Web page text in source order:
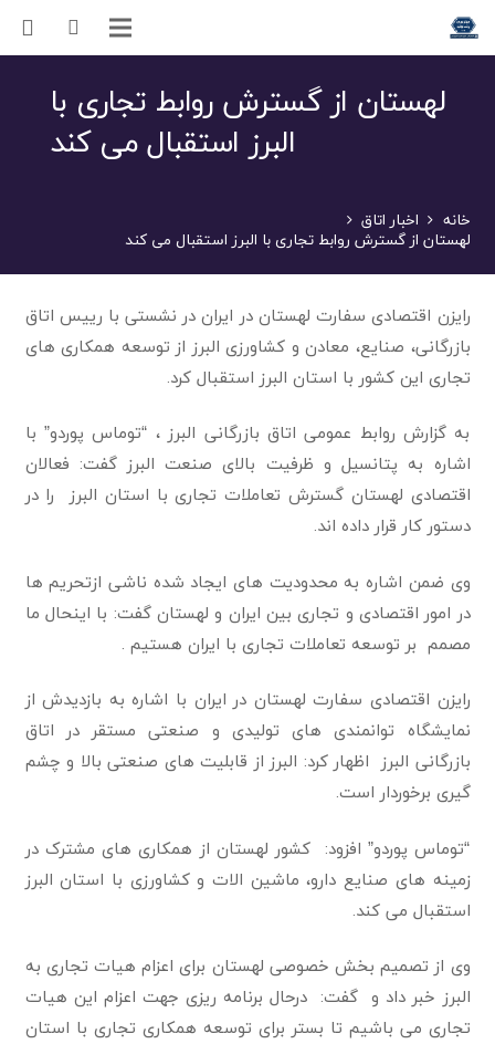
لهستان از گسترش روابط تجاری با
البرز استقبال می کند
خانه اخبار اتاق
لهستان از گسترش روابط تجاری با البرز استقبال می کند
رایزن اقتصادی سفارت لهستان در ایران در نشستی با رییس اتاق
بازرگانی، صنایع، معادن و کشاورزی البرز از توسعه همکاری های
تجاری این کشور با استان البرز استقبال کرد.
به گزارش روابط عمومی اتاق بازرگانی البرز ، “توماس پوردو” با
اشاره به پتانسیل و ظرفیت بالای صنعت البرز گفت: فعالان
اقتصادی لهستان گسترش تعاملات تجاری با استان البرز را در
دستور کار قرار داده اند.
وی ضمن‌ اشاره به محدودیت های ایجاد شده ناشی ازتحریم ها
در امور اقتصادی و تجاری بین ایران و لهستان گفت: با اینحال ما
مصمم بر توسعه تعاملات تجاری با ایران هستیم .
رایزن اقتصادی سفارت لهستان در ایران با اشاره به بازدیدش از
نمایشگاه توانمندی های تولیدی و صنعتی مستقر در اتاق
بازرگانی البرز اظهار کرد: البرز از قابلیت های صنعتی بالا و چشم
گیری برخوردار است.
“توماس پوردو” افزود: کشور لهستان از همکاری های مشترک در
زمینه های صنایع دارو، ماشین الات و کشاورزی با استان البرز
استقبال می کند.
وی از تصمیم بخش خصوصی لهستان برای اعزام هیات تجاری به
البرز خبر داد و گفت: درحال برنامه ریزی جهت اعزام این هیات
تجاری می باشیم تا بستر برای توسعه همکاری تجاری با استان